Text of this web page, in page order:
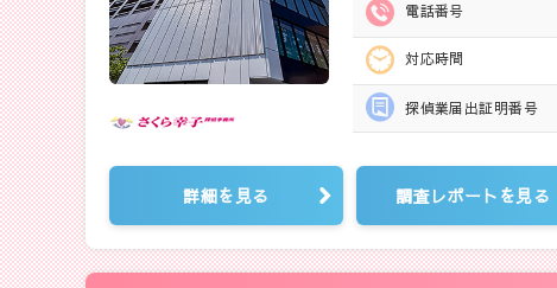
電話番号
対応時間
探偵業届出証明番号
詳細を見る 調査レポートを見る